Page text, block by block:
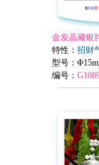
金发晶藏银
特性： 招财
型号 ：
编号：